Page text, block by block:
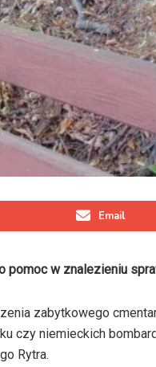
Email
pomoc w znalezieniu
zabytkowego
czy niemieckich
Rytra.